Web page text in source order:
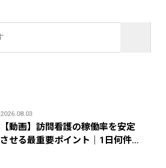
2026.08.03
【動画】訪問看護の稼働率を安定
させる最重要ポイント｜1日何件で